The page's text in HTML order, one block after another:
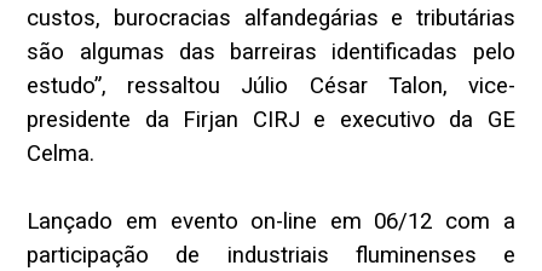
custos, burocracias alfandegárias e tributárias
são algumas das barreiras identificadas pelo
estudo”, ressaltou Júlio César Talon, vice-
presidente da Firjan CIRJ e executivo da GE
Celma.
Lançado em evento on-line em 06/12 com a
participação de industriais fluminenses e